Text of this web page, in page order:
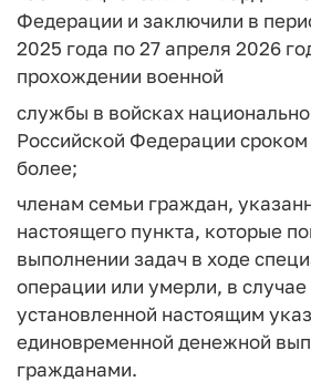
Федерации и заключили в
2025 года по 27 апреля 2026
прохождении военной
службы в войсках
Российской Федерации сроком
более;
членам семьи граждан,
настоящего пункта, которые
выполнении задач в ходе
операции или умерли, в
установленной настоящим
единовременной денежной
гражданами.